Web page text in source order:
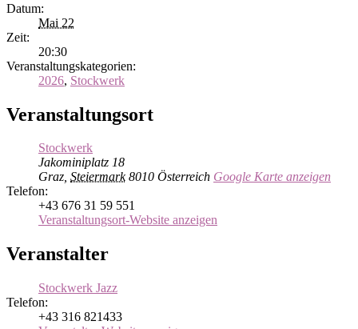
Datum:
Mai 22
Zeit:
20:30
Veranstaltungskategorien:
2026, Stockwerk
Veranstaltungsort
Stockwerk
Jakominiplatz 18
Graz, Steiermark 8010 Österreich Google Karte anzeigen
Telefon:
+43 676 31 59 551
Veranstaltungsort-Website anzeigen
Veranstalter
Stockwerk Jazz
Telefon:
+43 316 821433